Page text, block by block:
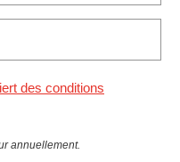
des conditions
annuellement.